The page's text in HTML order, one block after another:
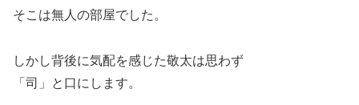
そこは無人の部屋でした。
しかし背後に気配を感じた敬太は思わず
「司」と口にします。